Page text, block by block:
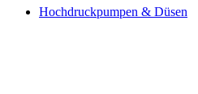
Hochdruckpumpen & Düsen